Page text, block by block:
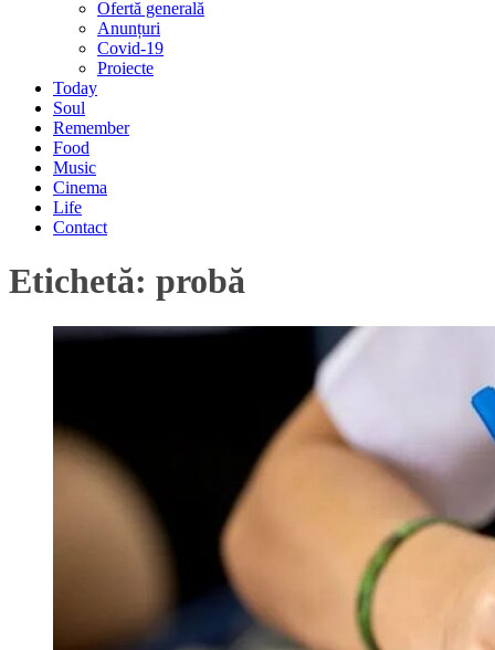
Ofertă generală
Anunțuri
Covid-19
Proiecte
Today
Soul
Remember
Food
Music
Cinema
Life
Contact
Etichetă: probă